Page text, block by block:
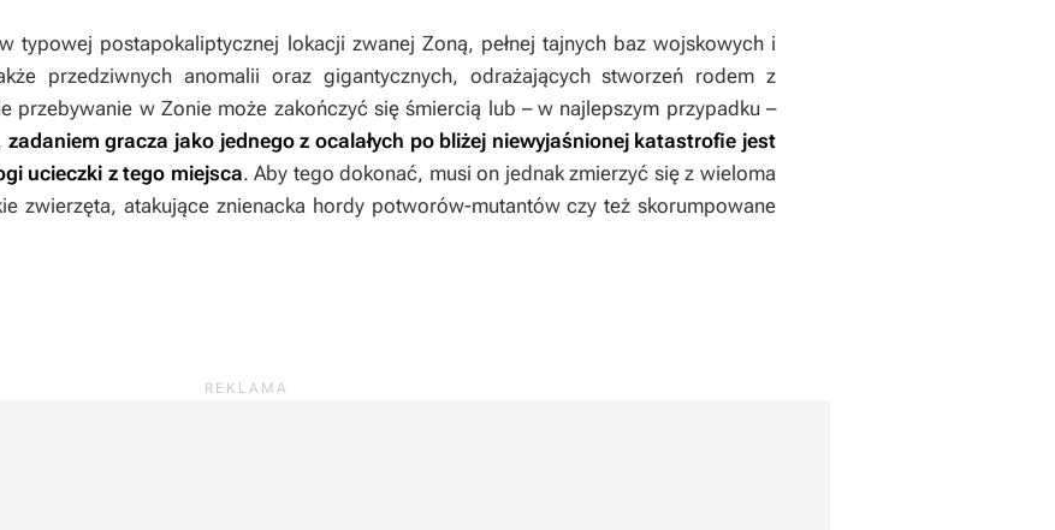
typowej postapokaliptycznej lokacji zwanej Zoną, pełnej tajnych baz wojskowych i
przedziwnych anomalii oraz gigantycznych, odrażających stworzeń rodem z
przebywanie w Zonie może zakończyć się śmiercią lub – w najlepszym przypadku –
zadaniem gracza jako jednego z ocalałych po bliżej niewyjaśnionej katastrofie jest
ucieczki z tego miejsca. Aby tego dokonać, musi on jednak zmierzyć się z wieloma
zwierzęta, atakujące znienacka hordy potworów-mutantów czy też skorumpowane